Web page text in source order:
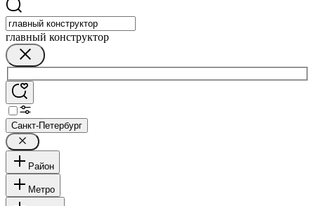
главный конструктор
Санкт-Петербург
Район
Метро